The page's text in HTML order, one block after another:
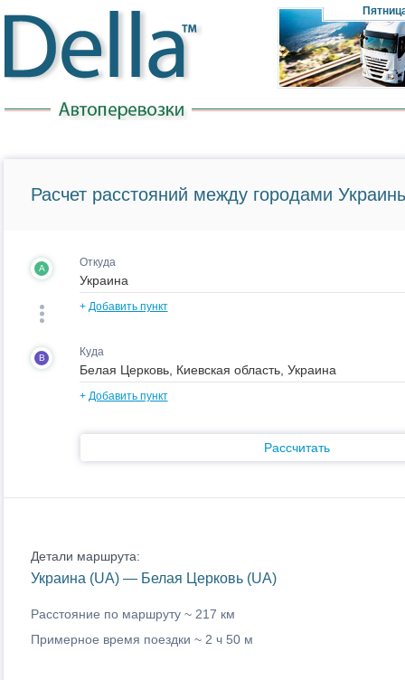
Расчет расстояний между городами
A Откуда
+ Добавить пункт
B Куда
+ Добавить пункт
Рассчитать
Детали маршрута:
Украина (UA) — Белая Церковь (UA)
Расстояние по маршруту ~ 217 км
Примерное время поездки ~ 2 ч 50 м